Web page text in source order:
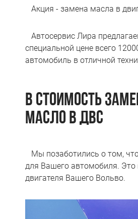
Акция - замена масла в
Автосервис Лира
специальной цене всего
автомобиль в отличной
В СТОИМОСТЬ
МАСЛО В ДВС
Мы позаботились о том,
для Вашего автомобиля. Это
двигателя Вашего Вольво.